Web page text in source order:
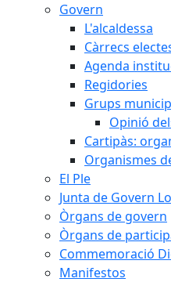
Govern
L'alcaldessa
Càrrecs
Agenda
Regidories
Grups
Opinió
Cartipàs:
Organismes
El Ple
Junta de Govern
Òrgans de govern
Òrgans de
Commemoració
Manifestos